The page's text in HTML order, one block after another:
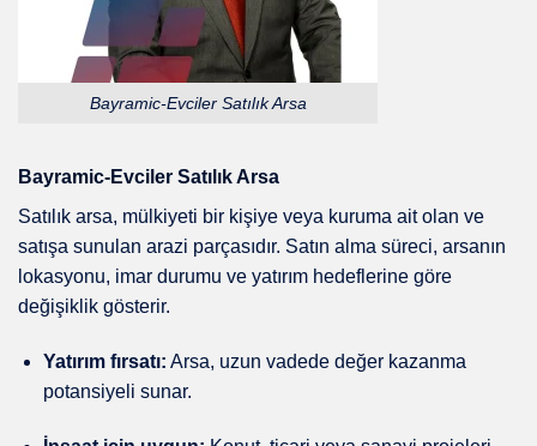
Bayramic-Evciler Satılık Arsa
Bayramic-Evciler Satılık Arsa
Satılık arsa, mülkiyeti bir kişiye veya kuruma ait olan ve
satışa sunulan arazi parçasıdır. Satın alma süreci, arsanın
lokasyonu, imar durumu ve yatırım hedeflerine göre
değişiklik gösterir.
Yatırım fırsatı: Arsa, uzun vadede değer kazanma
potansiyeli sunar.